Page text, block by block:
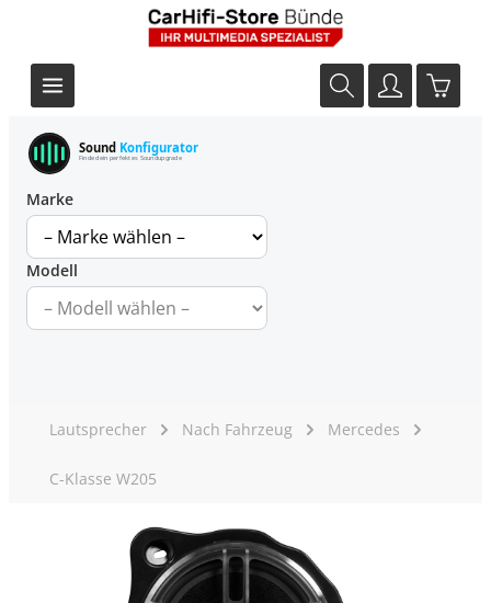
Sound Konfigurator
Finde dein perfektes Soundupgrade
Marke
Modell
Lautsprecher Nach Fahrzeug Mercedes
C-Klasse W205